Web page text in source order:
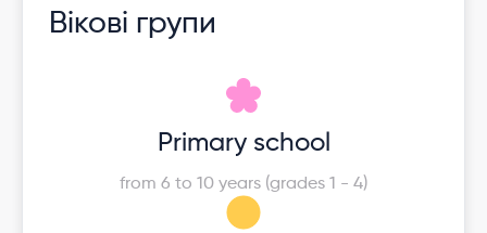
Вікові групи
Primary school
from 6 to 10 years (grades 1 - 4)